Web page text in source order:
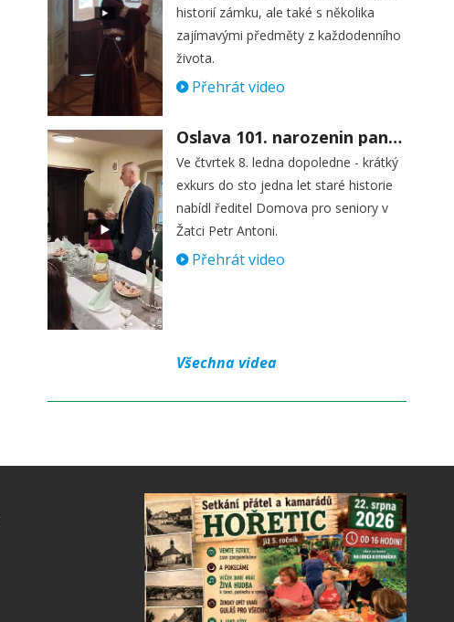
historií zámku, ale také s několika
zajímavými předměty z každodenního
života.
Přehrát video
Oslava 101. narozenin paní Věry Skořepové
Ve čtvrtek 8. ledna dopoledne - krátký
exkurs do sto jedna let staré historie
nabídl ředitel Domova pro seniory v
Žatci Petr Antoni.
Přehrát video
Všechna videa